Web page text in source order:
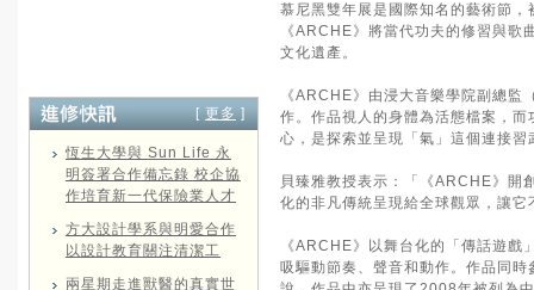
[ 更多 ]
恆生大學與 Sun Life 永
明簽署合作備忘錄 校企協
作培育新一代保險業人才
方大設計學系與明愛合作
以設計教育關注清潔工
兩星期走進獸醫的真實世
慕尼黑雙年展是國際知名的藝術節
《ARCHE》將當代功夫的修習與
文化遺產。
《ARCHE》由浸大音樂學院副總
作。作品視人的身體為活態檔案，
心，是探索並呈現「氣」這個連接
貝臻雅教授表示：「《ARCHE》開
化的非凡傳統呈現給全球觀眾，讓
《ARCHE》以舞台化的「傳話遊
吸驅動節奏、聲音和動作。作品同